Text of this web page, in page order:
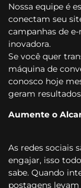
Nossa equipe é
conectam seu
campanhas de
inovadora.
Se você quer
máquina de
conosco hoje
geram
Aumente o
As redes sociais
engajar, isso
sabe. Quando
postagens